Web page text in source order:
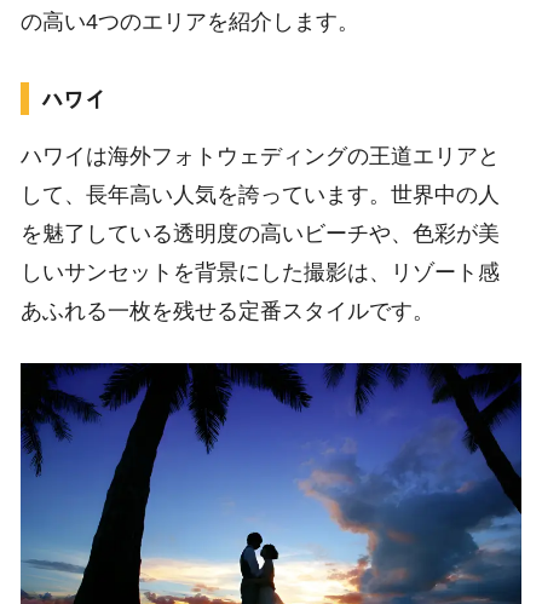
の高い4つのエリアを紹介します。
ハワイ
ハワイは海外フォトウェディングの王道エリアと
して、長年高い人気を誇っています。世界中の人
を魅了している透明度の高いビーチや、色彩が美
しいサンセットを背景にした撮影は、リゾート感
あふれる一枚を残せる定番スタイルです。